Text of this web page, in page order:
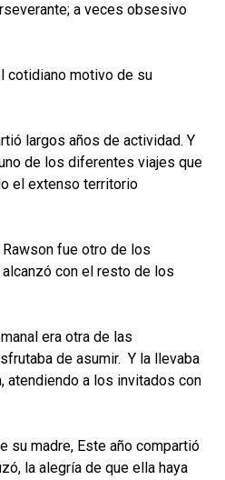
a veces obsesivo
cotidiano motivo de su
largos años de actividad. Y
de los diferentes viajes que
el extenso territorio
fue otro de los
con el resto de los
era otra de las
de asumir. Y la llevaba
atendiendo a los invitados con
su madre, Este año compartió
la alegría de que ella haya